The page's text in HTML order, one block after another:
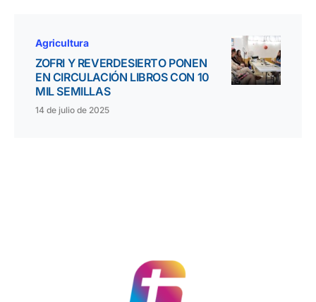
Agricultura
ZOFRI Y REVERDESIERTO PONEN
EN CIRCULACIÓN LIBROS CON 10
MIL SEMILLAS
14 de julio de 2025